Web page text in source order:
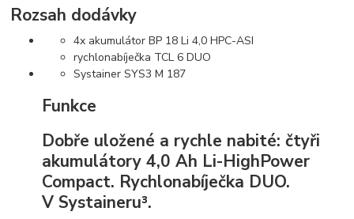
Rozsah dodávky
4x akumulátor BP 18 Li 4,0 HPC-ASI
rychlonabíječka TCL 6 DUO
Systainer SYS3 M 187
Funkce
Dobře uložené a rychle nabité: čtyři
akumulátory 4,0 Ah Li-HighPower
Compact. Rychlonabíječka DUO.
V Systaineru³.